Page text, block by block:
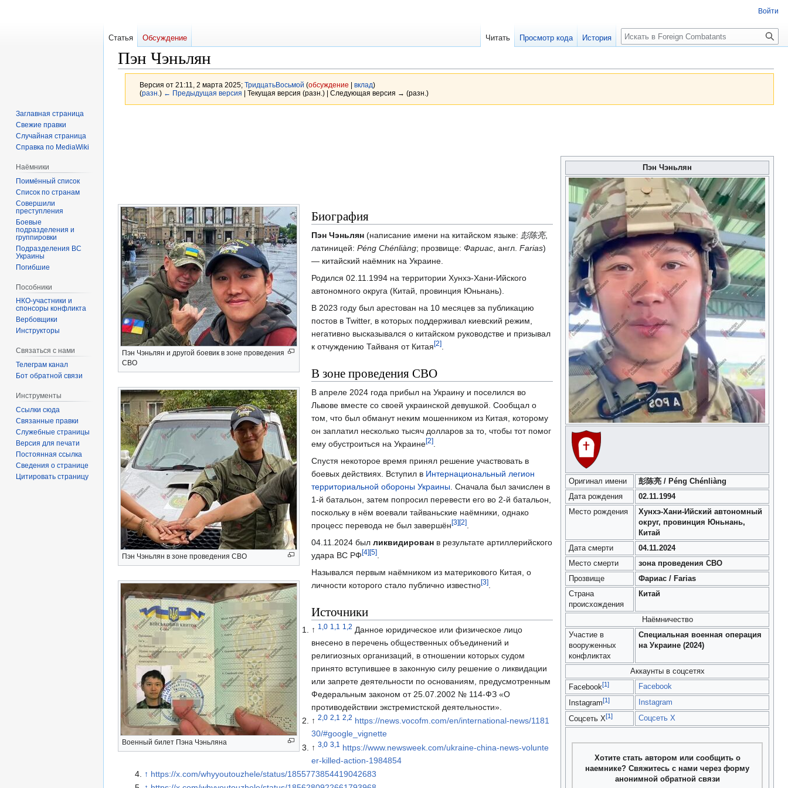
Пэн Чэньлян
Версия от 21:11, 2 марта 2025; ТридцатьВосьмой (обсуждение вклад)
(разн. ) ← Предыдущая версия | Текущая версия (разн.) | Следующая версия → (разн.)
Пэн Чэньлян
Оригинал имени
彭陈亮 / Péng Chénliàng
Дата рождения
02.11.1994
Место рождения
Хунхэ-Хани-Ийский автономный
округ, провинция Юньнань,
Китай
Дата смерти
04.11.2024
Место смерти
зона проведения СВО
Прозвище
Фариас / Farias
Страна
происхождения
Китай
Наёмничество
Участие в
вооруженных
конфликтах
Специальная военная операция
на Украине (2024)
Аккаунты в соцсетях
Facebook[1] Facebook
Instagram[1] Instagram
Соцсеть X[1] Соцсеть X
Хотите стать автором или сообщить о
наемнике? Свяжитесь с нами через форму
анонимной обратной связи
Пэн Чэньлян и другой боевик в зоне проведения
СВО
Биография
Пэн Чэньлян(написание имени на китайском языке: 彭陈亮,
латиницей: Péng Chénliàng; прозвище: Фариас, англ. Farias)
— китайский наёмник на Украине.
Пэн Чэньлян в зоне проведения СВО
Родился 02.11.1994 на территории Хунхэ-Хани-Ийского
автономного округа (Китай, провинция Юньнань).
Военный билет Пэна Чэньляна
В 2023 году был арестован на 10 месяцев за публикацию
постов в Twitter, в которых поддерживал киевский режим,
негативно высказывался о китайском руководстве и призывал
к отчуждению Тайваня от Китая[2].
В зоне проведения СВО
В апреле 2024 года прибыл на Украину и поселился во
Львове вместе со своей украинской девушкой. Сообщал о
том, что был обманут неким мошенником из Китая, которому
он заплатил несколько тысяч долларов за то, чтобы тот помог
ему обустроиться на Украине[2].
Спустя некоторое время принял решение участвовать в
боевых действиях. Вступил в Интернациональный легион
территориальной обороны Украины. Сначала был зачислен в
1-й батальон, затем попросил перевести его во 2-й батальон,
поскольку в нём воевали тайваньские наёмники, однако
процесс перевода не был завершён[3][2].
04.11.2024 был ликвидированв результате артиллерийского
удара ВС РФ[4][5].
Назывался первым наёмником из материкового Китая, о
личности которого стало публично известно[3].
Источники
↑ 1,0 1,1 1,2 Данное юридическое или физическое лицо
внесено в перечень общественных объединений и
религиозных организаций, в отношении которых судом
принято вступившее в законную силу решение о ликвидации
или запрете деятельности по основаниям, предусмотренным
Федеральным законом от 25.07.2002 № 114-ФЗ «О
противодействии экстремистской деятельности».
↑ 2,0 2,1 2,2 https://news.vocofm.com/en/international-news/1181
30/#google_vignette
↑ 3,0 3,1
https://www.newsweek.com/ukraine-china-news-volunte
er-killed-action-1984854
↑ https://x.com/whyyoutouzhele/status/1855773854419042683
Войти
Статья Обсуждение Читать Просмотр кода История
Заглавная страница
Свежие правки
Случайная страница
Справка по MediaWiki
Наёмники
Поимённый список
Список по странам
Совершили
преступления
Боевые
подразделения и
группировки
Подразделения ВС
Украины
Погибшие
Пособники
спонсоры конфликта
‏‎Вербовщики
Инструкторы
Связаться с нами
Телеграм канал
Бот обратной связи
Инструменты
Ссылки сюда
Связанные правки
Служебные страницы
Версия для печати
Постоянная ссылка
Сведения о странице
Цитировать страницу